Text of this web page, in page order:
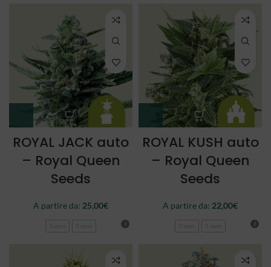
ROYAL JACK auto
– Royal Queen
Seeds
A partire da: 25,00€
ROYAL KUSH auto
– Royal Queen
Seeds
A partire da: 22,00€